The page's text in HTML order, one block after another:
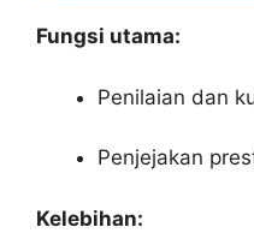
Fungsi utama:
Penilaian dan
Penjejakan
Kelebihan: